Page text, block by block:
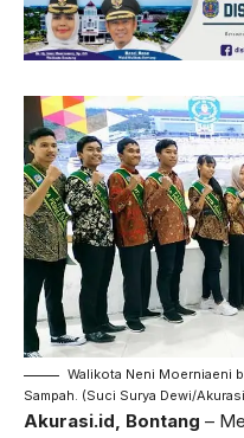
Walikota Neni Moerniaeni
Sampah. (Suci Surya Dewi/
Akurasi.id, Bontang –